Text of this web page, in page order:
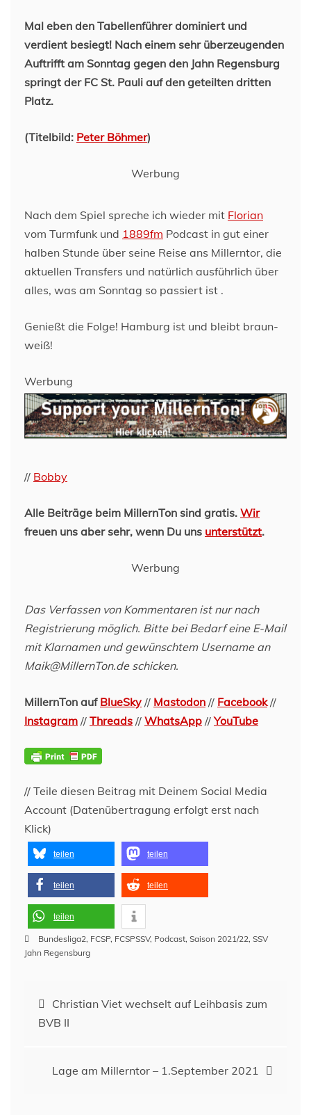
Mal eben den Tabellenführer dominiert und
verdient besiegt! Nach einem sehr überzeugenden
Auftrifft am Sonntag gegen den Jahn Regensburg
springt der FC St. Pauli auf den geteilten dritten
Platz.
(Titelbild: Peter Böhmer)
Werbung
Nach dem Spiel spreche ich wieder mit Florian
vom Turmfunk und 1889fm Podcast in gut einer
halben Stunde über seine Reise ans Millerntor, die
aktuellen Transfers und natürlich ausführlich über
alles, was am Sonntag so passiert ist .
Genießt die Folge! Hamburg ist und bleibt braun-
weiß!
Werbung
// Bobby
Alle Beiträge beim MillernTon sind gratis. Wir
freuen uns aber sehr, wenn Du uns unterstützt.
Werbung
Das Verfassen von Kommentaren ist nur nach
Registrierung möglich. Bitte bei Bedarf eine E-Mail
mit Klarnamen und gewünschtem Username an
Maik@MillernTon.de schicken.
MillernTon auf BlueSky // Mastodon // Facebook//
Instagram // Threads // WhatsApp //YouTube
// Teile diesen Beitrag mit Deinem Social Media
Account (Datenübertragung erfolgt erst nach
Klick)
teilen teilen
teilen teilen
teilen
Bundesliga2, FCSP, FCSPSSV, Podcast, Saison 2021/22, SSV
Jahn Regensburg
Beitragsnavigation
Christian Viet wechselt auf Leihbasis zum
BVB II
Lage am Millerntor – 1.September 2021